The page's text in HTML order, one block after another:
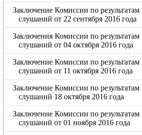
Заключение Комиссии по
слушаний от 22 сентября 2016 года
Заключения Комиссии по
слушаний от 04 октября 2016 года
Заключение Комиссии по
слушаний от 11 октября 2016 года
Заключение Комиссии по
слушаний 18 октября 2016 года
Заключение Комиссии по
слушаний от 01 ноября 2016 года